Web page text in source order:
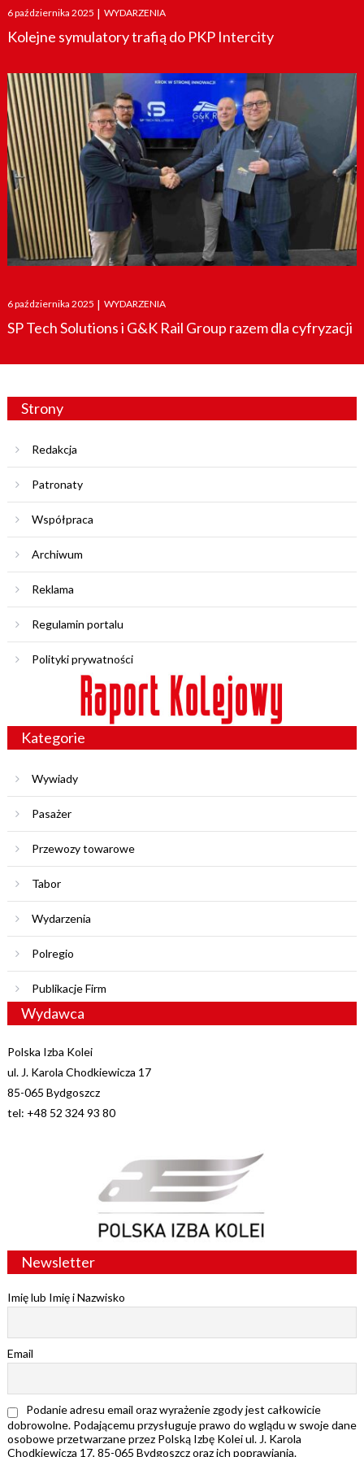
Posted
on
6 października 2025 | WYDARZENIA
Kolejne symulatory trafią do PKP Intercity
Posted
on
6 października 2025 | WYDARZENIA
SP Tech Solutions i G&K Rail Group razem dla cyfryzacji
Strony
Redakcja
Patronaty
Współpraca
Archiwum
Reklama
Regulamin portalu
Polityki prywatności
Kategorie
Wywiady
Pasażer
Przewozy towarowe
Tabor
Wydarzenia
Polregio
Publikacje Firm
Wydawca
Polska Izba Kolei
ul. J. Karola Chodkiewicza 17
85-065 Bydgoszcz
tel: +48 52 324 93 80
Newsletter
Imię lub Imię i Nazwisko
Email
Podanie adresu email oraz wyrażenie zgody jest całkowicie
dobrowolne. Podającemu przysługuje prawo do wglądu w swoje dane
osobowe przetwarzane przez Polską Izbę Kolei ul. J. Karola
Chodkiewicza 17, 85-065 Bydgoszcz oraz ich poprawiania.